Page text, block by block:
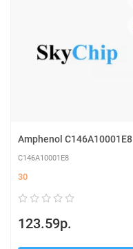
Amphenol C146A10001E8
C146A10001E8
30
123.59р.